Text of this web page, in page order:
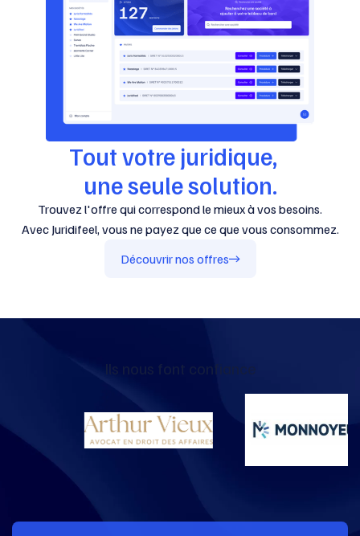
Tout votre juridique,
une seule solution.
Trouvez l'offre qui correspond le mieux à vos besoins.
Avec Juridifeel, vous ne payez que ce que vous consommez.
Découvrir nos offres
Ils nous font confiance